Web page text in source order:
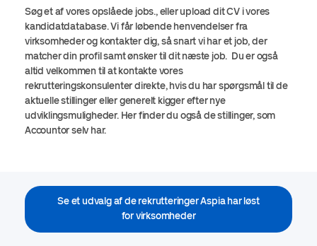
Søg et af vores opslåede jobs., eller upload dit CV i vores
kandidatdatabase. Vi får løbende henvendelser fra
virksomheder og kontakter dig, så snart vi har et job, der
matcher din profil samt ønsker til dit næste job. Du er også
altid velkommen til at kontakte vores
rekrutteringskonsulenter direkte, hvis du har spørgsmål til de
aktuelle stillinger eller generelt kigger efter nye
udviklingsmuligheder. Her finder du også de stillinger, som
Accountor selv har.
Se et udvalg af de rekrutteringer Aspia har løst
for virksomheder